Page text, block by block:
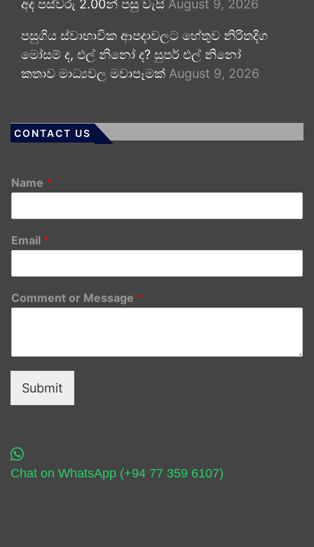
අද පස්වරු 2.00න් පසු වැසි August 9, 2026
පසුගිය ස්වාභාවික ආපදාවලට හේතුව නිරිතදිග
මෝසම් ද, එල් නිනෝ ද? සුපර් එල් නිනෝ
කතාව මාධ්‍යවල මවාපෑමක් August 9, 2026
CONTACT US
Name *
Email *
Comment or Message *
Submit
Chat on WhatsApp (+94 77 359 6107)